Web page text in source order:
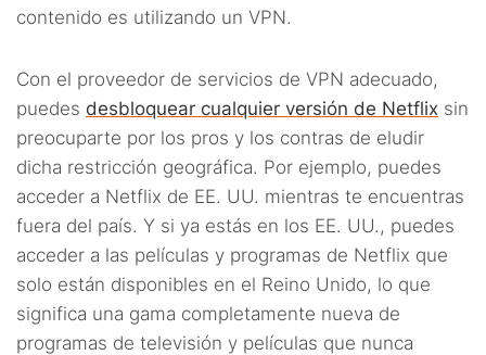
contenido es utilizando un VPN.
Con el proveedor de servicios de VPN adecuado,
puedes desbloquear cualquier versión de Netflix sin
preocuparte por los pros y los contras de eludir
dicha restricción geográfica. Por ejemplo, puedes
acceder a Netflix de EE. UU. mientras te encuentras
fuera del país. Y si ya estás en los EE. UU., puedes
acceder a las películas y programas de Netflix que
solo están disponibles en el Reino Unido, lo que
significa una gama completamente nueva de
programas de televisión y películas que nunca